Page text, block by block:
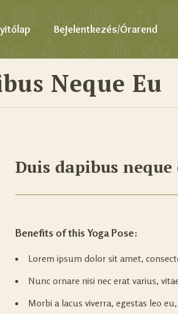
Bejelentkezés/Órarend
Neque Eu
Duis dapibus neque
Benefits of this Yoga Pose:
Lorem ipsum dolor sit amet,
Nunc ornare nisi nec erat varius,
Morbi a lacus viverra, egestas leo